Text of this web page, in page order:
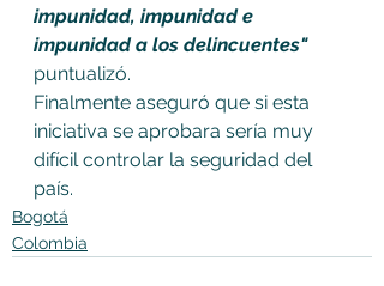
impunidad, impunidad e
impunidad a los delincuentes"
puntualizó.
Finalmente aseguró que si esta
iniciativa se aprobara sería muy
difícil controlar la seguridad del
país.
Bogotá
Colombia